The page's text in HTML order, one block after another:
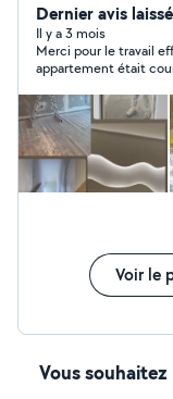
Pose de
peint Plâtrerie avec bande a joint Transport des
marchandises Et aussi on vous propose des
interventions
en plomberie . Qu'il s'agisse de réparations urgentes,
d'entretien de
notre équipe est
service de
- plomberies et
recherche et
Toilettes Tuyauterie Bac de douche
débouchage de
de métier,
Dernier avis
Il y a 3 mois
Merci pour le travail
appartement était
Voir le
Vous